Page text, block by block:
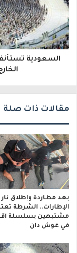
ر
و
ن
السعودية
مقالات ذات صلة
بعد مطاردة وإطلاق
الإطارات.. الشرطة
مشتبهين بسلسلة
في غوش دان